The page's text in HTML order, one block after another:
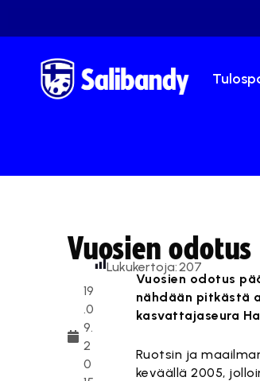
Vuosien
19
.0
9.
2
0
Lukukertoja:207
Vuosien odotus
nähdään pitkästä
kasvattajaseura
Ruotsin ja
keväällä 2005,